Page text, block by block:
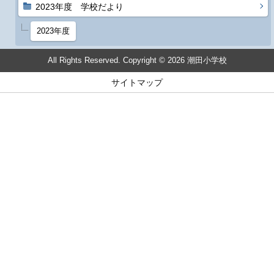
2023年度 学校だより
2023年度
All Rights Reserved. Copyright © 2026 潮田小学校
サイトマップ